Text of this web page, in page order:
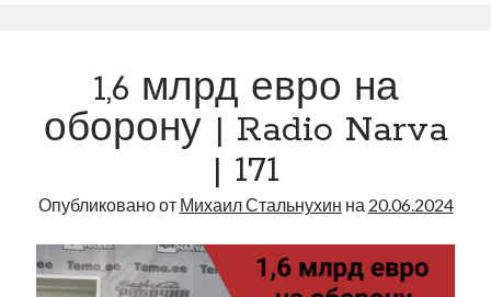
Интеграция
Интервью
Нарва и северо-восток
Образование
Парламент и правительство
1,6 млрд евро на
оборону | Radio Narva
| 171
Опубликовано от Михаил Стальнухин на 20.06.2024